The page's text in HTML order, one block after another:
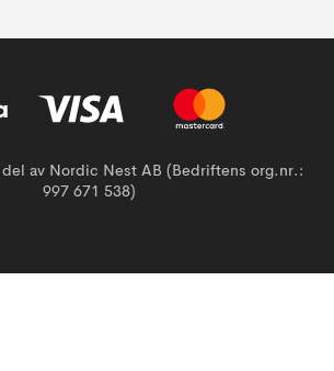
del av Nordic Nest AB (Bedriftens org.nr.:
997 671 538)